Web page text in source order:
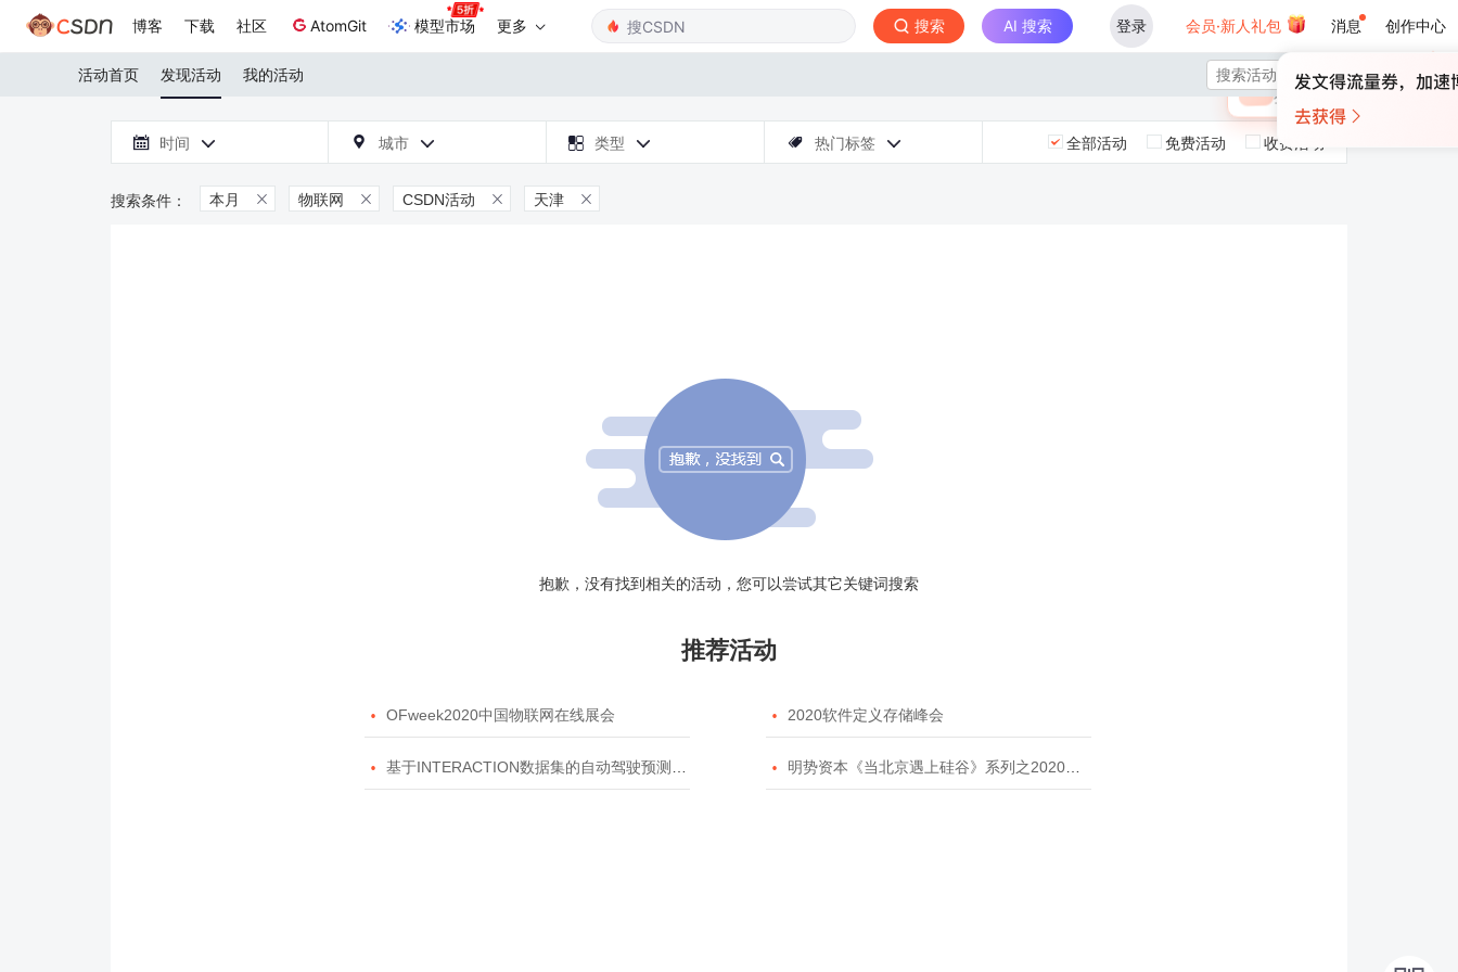
博客 下载 社区 AtomGit 模型市场 更多 搜索 AI 搜索 登录 会员·新人礼包 消息 创作中心
×
🎁 未登录
登录领取最高
活动首页 发现活动 我的活动 
 时间   城市   类型   热门标签  全部活动 免费活动 收费活动
本月  物联网  CSDN活动  天津 
抱歉，没有找到相关的活动，您可以尝试其它关键词搜索
推荐活动
 OFweek2020中国物联网在线展会  2020软件定义存储峰会
 基于INTERACTION数据集的自动驾驶预测模型挑战赛  明势资本《当北京遇上硅谷》系列之2020年度开源峰会